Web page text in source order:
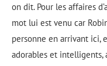
on dit. Pour les affaires
mot lui est venu car
personne en arrivant ici,
adorables et intelligents,